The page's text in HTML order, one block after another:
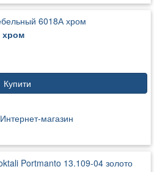
хром
Купити
магазин